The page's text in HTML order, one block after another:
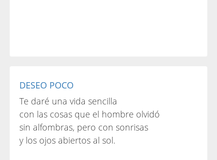
DESEO POCO
Te daré una vida sencilla
con las cosas que el hombre olvidó
sin alfombras, pero con sonrisas
y los ojos abiertos al sol.